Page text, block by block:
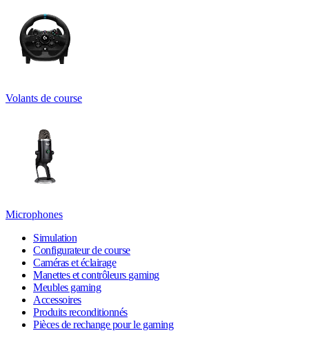
Volants de course
Microphones
Simulation
Configurateur de course
Caméras et éclairage
Manettes et contrôleurs gaming
Meubles gaming
Accessoires
Produits reconditionnés
Pièces de rechange pour le gaming